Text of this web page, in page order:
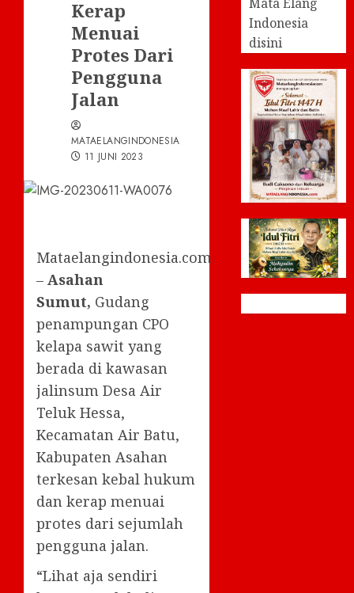
Kerap
Menuai
Protes Dari
Pengguna
Jalan
MATAELANGINDONESIA
11 JUNI 2023
Mataelangindonesia.com
– Asahan
Sumut, Gudang
penampungan CPO
kelapa sawit yang
berada di kawasan
jalinsum Desa Air
Teluk Hessa,
Kecamatan Air Batu,
Kabupaten Asahan
terkesan kebal hukum
dan kerap menuai
protes dari sejumlah
pengguna jalan.
“Lihat aja sendiri
Indonesia
disini